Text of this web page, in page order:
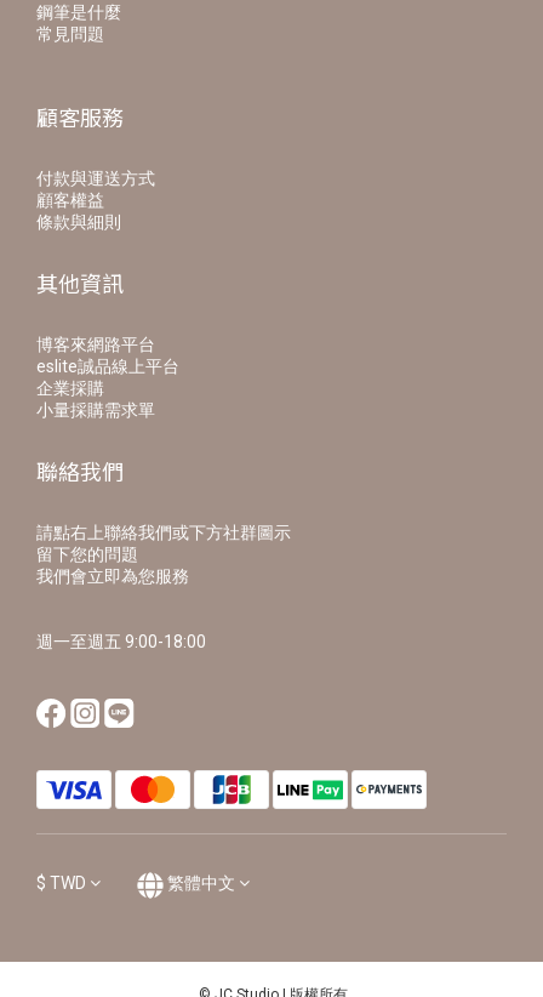
鋼筆是什麼
常見問題
顧客服務
付款與運送方式
顧客權益
條款與細則
其他資訊
博客來網路平台
eslite誠品線上平台
企業採購
小量採購需求單
聯絡我們
請點右上聯絡我們或下方社群圖示
留下您的問題
我們會立即為您服務
週一至週五 9:00-18:00
$ TWD 繁體中文